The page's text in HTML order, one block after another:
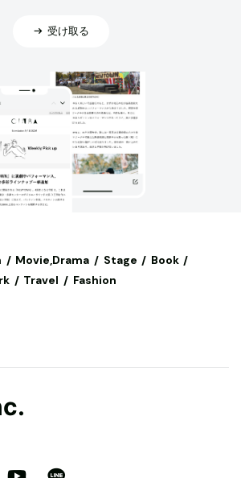
受け取る
Movie,Drama Stage
Book
Travel Fashion